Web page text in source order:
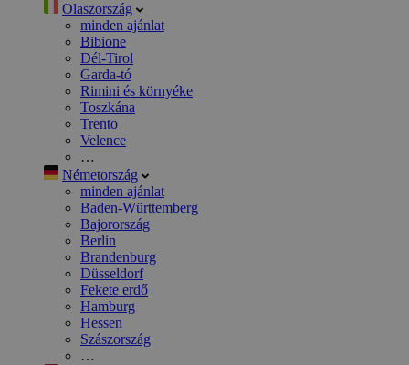
Olaszország
minden ajánlat
Bibione
Dél-Tirol
Garda-tó
Rimini és környéke
Toszkána
Trento
Velence
…
Németország
minden ajánlat
Baden-Württemberg
Bajorország
Berlin
Brandenburg
Düsseldorf
Fekete erdő
Hamburg
Hessen
Szászország
…